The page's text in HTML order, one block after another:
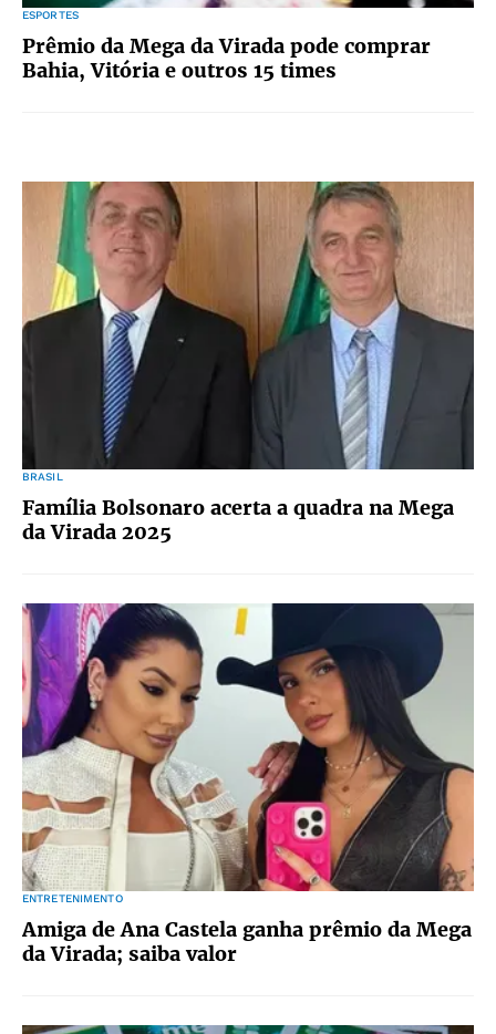
ESPORTES
Prêmio da Mega da Virada pode comprar
Bahia, Vitória e outros 15 times
BRASIL
Família Bolsonaro acerta a quadra na Mega
da Virada 2025
ENTRETENIMENTO
Amiga de Ana Castela ganha prêmio da Mega
da Virada; saiba valor